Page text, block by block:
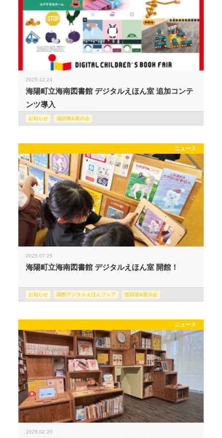
2025.12.24
海陽町立海南図書館 デジタルえほん室 追加コンテ
ンツ導入
お知らせ 巡回展&展示会
ニュース
2025.07.25
海陽町立海南図書館 デジタルえほん室 開館！
お知らせ 国際デジタルえほんフェア 巡回展&展示会
ニュース
2025.02.20